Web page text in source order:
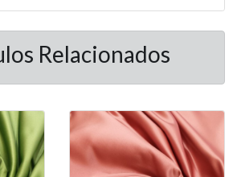
Relacionados